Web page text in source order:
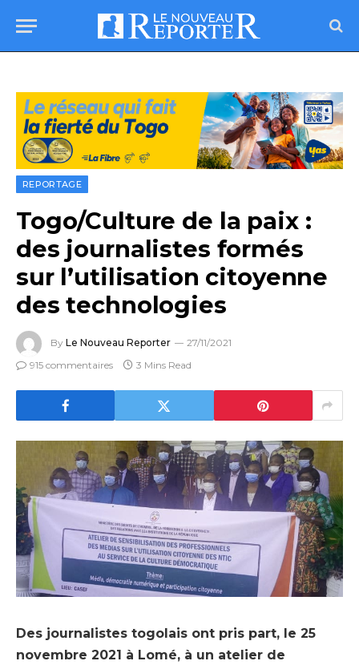
REPORTAGE
Togo/Culture de la paix :
des journalistes formés
sur l’utilisation citoyenne
des technologies
By Le Nouveau Reporter
27/11/2021
915 commentaires
3 Mins Read
Des journalistes togolais ont pris part, le 25
novembre 2021 à Lomé, à un atelier de